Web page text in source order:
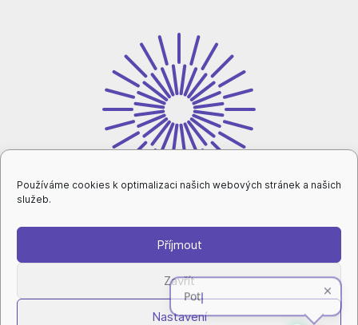
Používáme cookies k optimalizaci našich webových stránek a našich
služeb.
Příjmout
Zavřít
Nastavení
ochrana osobních údajů|nastavení cookies|